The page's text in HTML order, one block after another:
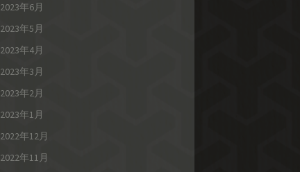
2023年6月
2023年5月
2023年4月
2023年3月
2023年2月
2023年1月
2022年12月
2022年11月